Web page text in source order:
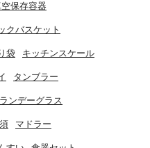
保存容器
クバスケット
袋 キッチンスケール
タンブラー
ンデーグラス
マドラー